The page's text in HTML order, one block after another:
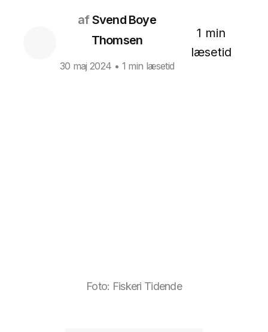
afSvend Boye
Thomsen
30 maj 2024 • 1 min læsetid
1 min
læsetid
Foto: Fiskeri Tidende